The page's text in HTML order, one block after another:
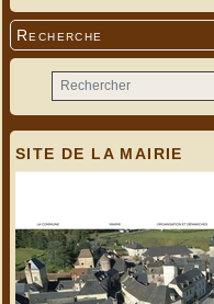
Recherche
SITE DE LA MAIRIE
Vipère cornue
... ou encore avec ce
la forêt primaire de